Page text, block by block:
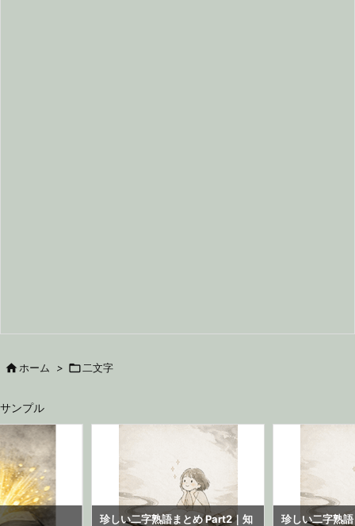
 ホーム >  二文字
サンプル
珍しい二字熟語まとめ Part2｜知
珍しい二字熟